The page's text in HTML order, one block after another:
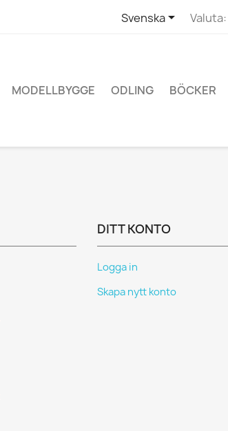
Svenska Valuta:
MODELLBYGGE ODLING BÖCKER
DITT KONTO
Logga in
Skapa nytt konto